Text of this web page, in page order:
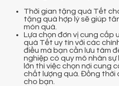
Thời gian tặng quà Tết
tặng quà hợp lý sẽ giúp
món quà.
Lựa chọn đơn vị cung cấp
quà Tết uy tín với các
điều mà bạn cần lưu tâm
nghiệp có quy mô nhân
lớn thì việc chọn nơi cung
chất lượng quà. Đồng thời
cho bạn.